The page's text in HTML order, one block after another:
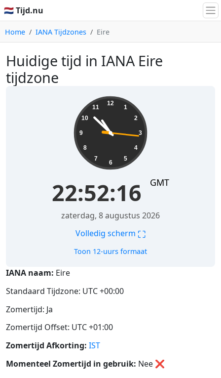
🇳🇱 Tijd.nu
Home IANA Tijdzones Eire
Huidige tijd in IANA Eire
tijdzone
12
1
2
3
4
5
6
7
8
9
10
11
22:52:16 GMT
zaterdag, 8 augustus 2026
Volledig scherm ⛶
Toon 12-uurs formaat
IANA naam: Eire
Standaard Tijdzone: UTC +00:00
Zomertijd: Ja
Zomertijd Offset: UTC +01:00
Zomertijd Afkorting: IST
Momenteel Zomertijd in gebruik: Nee ❌